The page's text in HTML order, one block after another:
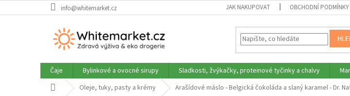
na
info@whitemarket.cz JAK NAKUPOVAT OBCHODNÍ PODMÍNKY
Čaje Bylinkové a ovocné sirupy Sladkosti, žvýkačky, proteinové tyčinky a chalvy
Domů Oleje, tuky, pasty a krémy Arašídové máslo - Belgická čokoláda a slaný karamel - Dr.